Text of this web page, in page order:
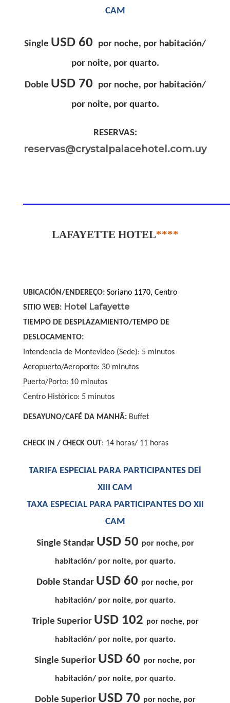
CAM
Single USD 60
por noche, por habitación/
por noite, por quarto.
Doble USD 70
por noche, por habitación/
por noite, por quarto.
RESERVAS:
reservas@crystalpalacehotel.com.uy
LAFAYETTE HOTEL****
UBICACIÓN/ENDEREÇO: Soriano 1170, Centro
SITIO WEB: Hotel Lafayette
TIEMPO DE DESPLAZAMIENTO/TEMPO DE
DESLOCAMENTO:
Intendencia de Montevideo (Sede): 5 minutos
Aeropuerto/Aeroporto: 30 minutos
Puerto/Porto: 10 minutos
Centro Histórico: 5 minutos
DESAYUNO/CAFÉ DA MANHÃ: Buffet
CHECK IN / CHECK OUT: 14 horas/ 11 horas
TARIFA ESPECIAL PARA PARTICIPANTES DEl
XIII CAM
TAXA ESPECIAL PARA PARTICIPANTES DO XII
CAM
Single Standar USD 50 por noche, por
habitación/ por noite, por quarto.
Doble Standar USD 60 por noche, por
habitación/ por noite, por quarto.
Triple Superior USD 102 por noche, por
habitación/ por noite, por quarto.
Single Superior USD 60 por noche, por
habitación/ por noite, por quarto.
Doble Superior USD 70 por noche, por